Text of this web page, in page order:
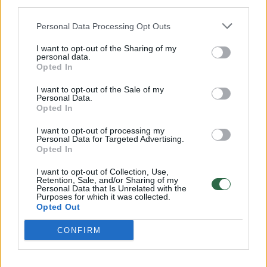
Personal Data Processing Opt Outs
I want to opt-out of the Sharing of my
personal data.
Opted In
I want to opt-out of the Sale of my
Personal Data.
Opted In
I want to opt-out of processing my
Personal Data for Targeted Advertising.
Opted In
I want to opt-out of Collection, Use,
Retention, Sale, and/or Sharing of my
Personal Data that Is Unrelated with the
Purposes for which it was collected.
Opted Out
CONFIRM
32 laipsnių šilumos
Žinios | Orai
V. Zalužno pasisakymą laiko bandymu įsitvirtinti
Ukrainos politikoje: jis yra neteisus
Laidos | Nauja diena
00:00:59
Nufilmavo, kaip patvino Vilniaus Vakarinis aplinkkelis:
Žinios | Lietuvos diena
Visi įrašai